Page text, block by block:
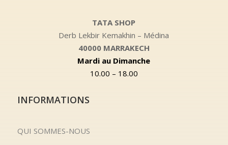
TATA SHOP
Derb Lekbir Kemakhin – Médina
40000 MARRAKECH
Mardi au Dimanche
10.00 – 18.00
INFORMATIONS
QUI SOMMES-NOUS